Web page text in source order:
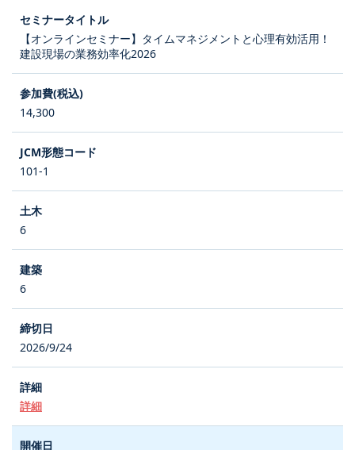
【オンラインセミナー】タイムマネジメントと心理有効活用！
建設現場の業務効率化2026
14,300
101-1
6
6
2026/9/24
詳細